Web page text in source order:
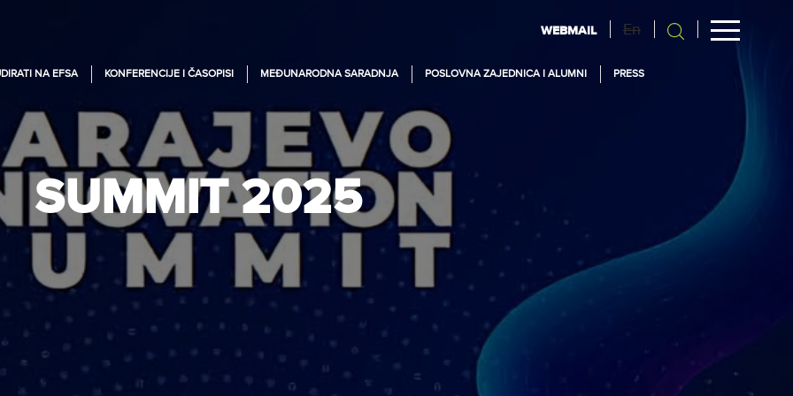
WEBMAIL En
NA EFSA KONFERENCIJE I ČASOPISI MEĐUNARODNA SARADNJA POSLOVNA ZAJEDNICA I ALUMNI PRESS
SUMMIT 2025